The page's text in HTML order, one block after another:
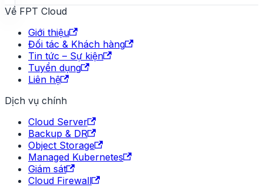
Về FPT Cloud
Giới thiệu
Đối tác & Khách hàng
Tin tức – Sự kiện
Tuyển dụng
Liên hệ
Dịch vụ chính
Cloud Server
Backup & DR
Object Storage
Managed Kubernetes
Giám sát
Cloud Firewall